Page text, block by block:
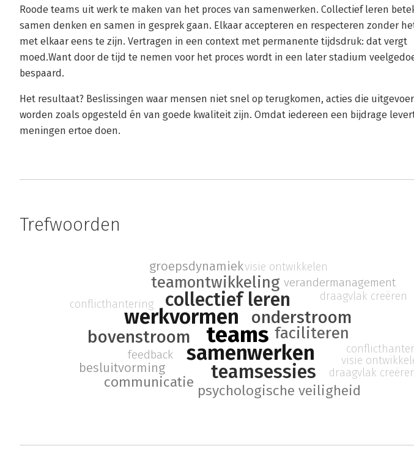
Roode teams uit werk te maken van het proces van samenwerken. Collectief leren
samen denken en samen in gesprek gaan. Elkaar accepteren en respecteren zonder
met elkaar eens te zijn. Vertragen in een context met permanente tijdsdruk: dat vergt
moed.Want door de tijd te nemen voor het proces wordt in een later stadium
bespaard.
Het resultaat? Beslissingen waar mensen niet snel op terugkomen, acties die
worden zoals opgesteld én van goede kwaliteit zijn. Omdat iedereen een bijdrage
meningen ertoe doen.
Trefwoorden
teams
samenwerken
werkvormen
collectief leren
teamsessies
onderstroom
bovenstroom
faciliteren
teamontwikkeling
psychologische veiligheid
communicatie
besluitvorming
groepsdynamiek
feedback
verandermanagement
conflicthantering
visie ontwikkelen
draagvlak creëren
visie
draagvlak